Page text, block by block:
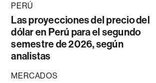
PERÚ
Las proyecciones del precio del
dólar en Perú para el segundo
semestre de 2026, según
analistas
MERCADOS